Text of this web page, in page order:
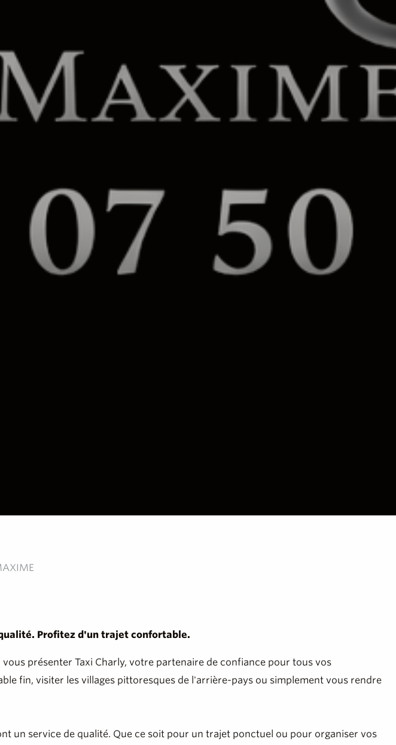
Profitez d'un trajet confortable.
présenter Taxi Charly, votre partenaire de confiance pour tous vos
fin, visiter les villages pittoresques de l'arrière-pays ou simplement vous rendre
un service de qualité. Que ce soit pour un trajet ponctuel ou pour organiser vos